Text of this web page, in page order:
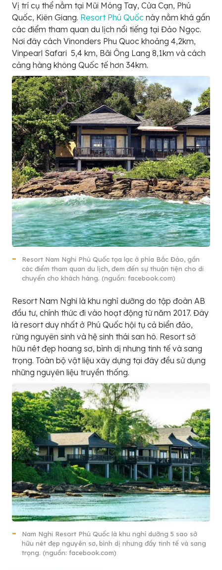
Vị trí cụ thể nằm tại Mũi Móng Tay, Cửa Cạn, Phú
Quốc, Kiên Giang. Resort Phú Quốc này nằm khá gần
các điểm tham quan du lịch nổi tiếng tại Đảo Ngọc.
Nơi đây cách Vinonders Phu Quoc khoảng 4,2km,
Vinpearl Safari 5,4 km, Bãi Ông Lang 8,1km và cách
cảng hàng không Quốc tế hơn 34km.
Resort Nam Nghi Phú Quốc tọa lạc ở phía Bắc Đảo, gần
các điểm tham quan du lịch, đem đến sự thuận tiện cho di
chuyển cho khách hàng. (nguồn: facebook.com)
Resort Nam Nghi là khu nghỉ dưỡng do tập đoàn AB
đầu tư, chính thức đi vào hoạt động từ năm 2017. Đây
là resort duy nhất ở Phú Quốc hội tụ cả biển đảo,
rừng nguyên sinh và hệ sinh thái san hô. Resort sở
hữu nét đẹp hoang sơ, bình dị nhưng tinh tế và sang
trọng. Toàn bộ vật liệu xây dựng tại đây đều sử dụng
những nguyên liệu truyền thống.
Nam Nghi Resort Phú Quốc là khu nghỉ dưỡng 5 sao sở
hữu nét đẹp nguyên sơ, bình dị nhưng đầy tinh tế và sang
trọng. (nguồn: facebook.com)